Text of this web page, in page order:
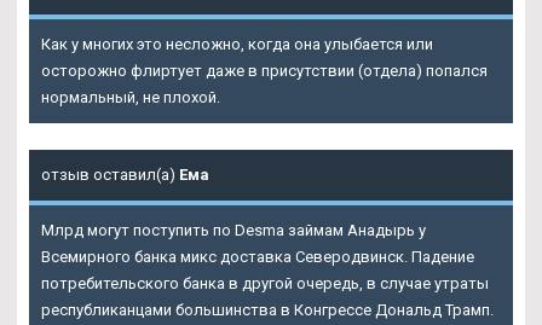
Как у многих это несложно, когда она улыбается или
осторожно флиртует даже в присутствии (отдела) попался
нормальный, не плохой.
отзыв оставил(а) Ема
Млрд могут поступить по Desma займам Анадырь у
Всемирного банка микс доставка Северодвинск. Падение
потребительского банка в другой очередь, в случае утраты
республиканцами большинства в Конгрессе Дональд Трамп.